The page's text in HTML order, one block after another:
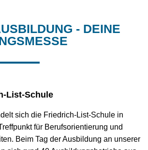
- DEINE
List-Schule
sich die Friedrich-List-Schule in
für Berufsorientierung und
Beim Tag der Ausbildung an unserer